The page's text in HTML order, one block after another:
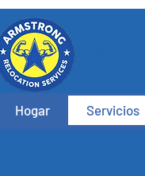
Hogar Servicios